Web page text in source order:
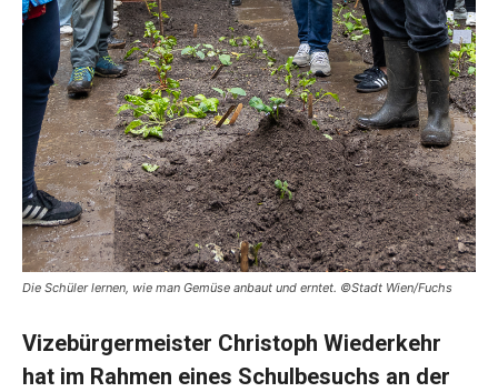
Die Schüler lernen, wie man Gemüse anbaut und erntet. ©Stadt Wien/Fuchs
Vizebürgermeister Christoph Wiederkehr
hat im Rahmen eines Schulbesuchs an der